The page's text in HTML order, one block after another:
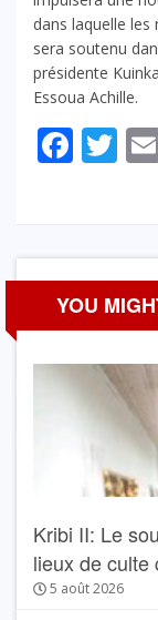
dans laquelle
sera soutenu
présidente
Essoua Achille.
YOU
Kribi II: Le
lieux de culte
5 août 2026